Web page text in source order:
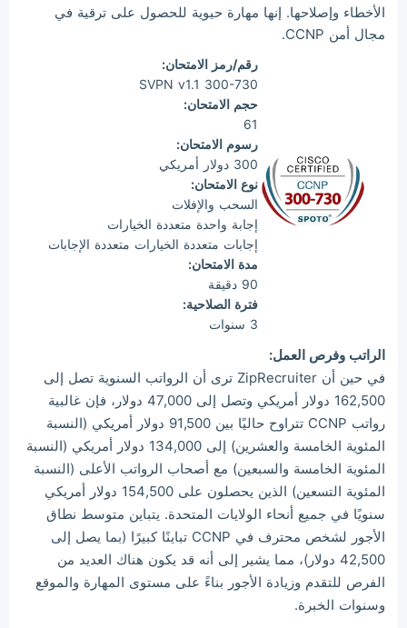
الأخطاء وإصلاحها. إنها مهارة حيوية للحصول على ترقية في
مجال أمن CCNP.
رقم/رمز الامتحان:
300-730 SVPN v1.1
حجم الامتحان:
61
رسوم الامتحان:
300 دولار أمريكي
نوع الامتحان:
السحب والإفلات
إجابة واحدة متعددة الخيارات
إجابات متعددة الخيارات متعددة الإجابات
مدة الامتحان:
90 دقيقة
فترة الصلاحية:
3 سنوات
الراتب وفرص العمل:
في حين أن ZipRecruiter ترى أن الرواتب السنوية تصل إلى
162,500 دولار أمريكي وتصل إلى 47,000 دولار، فإن غالبية
رواتب CCNP تتراوح حاليًا بين 91,500 دولار أمريكي (النسبة
المئوية الخامسة والعشرين) إلى 134,000 دولار أمريكي (النسبة
المئوية الخامسة والسبعين) مع أصحاب الرواتب الأعلى (النسبة
المئوية التسعين) الذين يحصلون على 154,500 دولار أمريكي
سنويًا في جميع أنحاء الولايات المتحدة. يتباين متوسط نطاق
الأجور لشخص محترف في CCNP تباينًا كبيرًا (بما يصل إلى
42,500 دولار)، مما يشير إلى أنه قد يكون هناك العديد من
الفرص للتقدم وزيادة الأجور بناءً على مستوى المهارة والموقع
وسنوات الخبرة.